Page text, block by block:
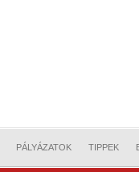
PÁLYÁZATOK TIPPEK